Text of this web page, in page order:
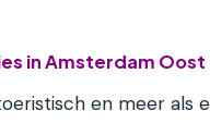
in Amsterdam Oost
en meer als